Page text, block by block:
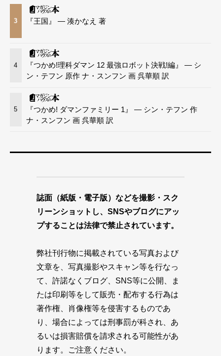
3 『王国』 — 湊かなえ 著
4
『つかめ!理科ダマン 12 最強ロボット決戦!編』 — シ
ン・テフン 原作 ナ・スンフン 画 呉華順 訳
5
『つかめ! ダマンファミリー 1』 — シン・テフン 作
ナ・スンフン 画 呉華順 訳
誌面（紙版・電子版）などを撮影・スク
リーンショットし、SNSやブログにアッ
プすることは法律で禁止されています。
弊社刊行物に掲載されている写真および
文章を、写真撮影やスキャン等を行なっ
て、許諾なくブログ、SNS等に公開、ま
たは印刷等をして販売・配布する行為は
著作権、肖像権等を侵害するものであ
り、場合によっては刑事罰が科され、あ
るいは損害賠償を請求される可能性があ
ります。ご注意ください。